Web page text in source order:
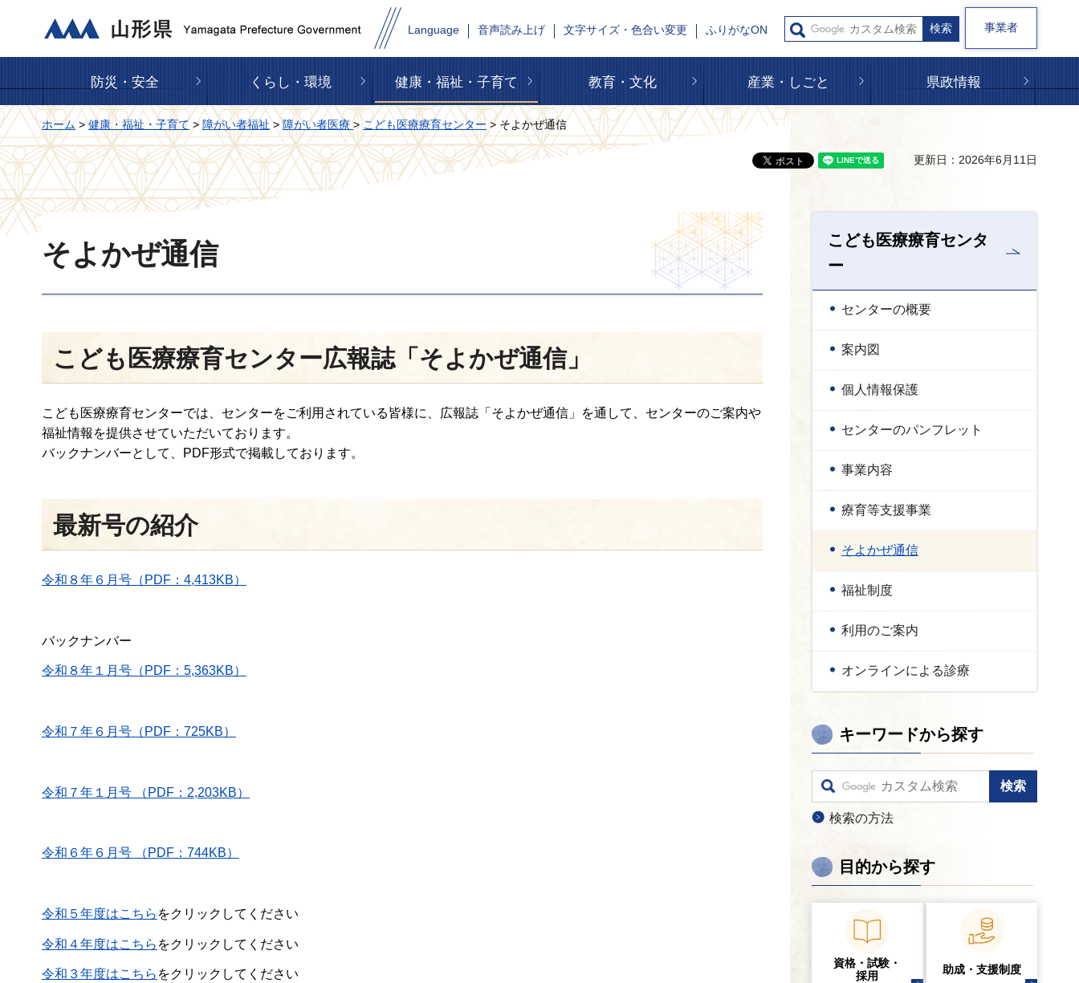
山形県 Language 音声読み上げ 文字サイズ・色合い変更 ふりがなON 事業者
防災・安全 くらし・環境 健康・福祉・子育て 教育・文化 産業・しごと 県政情報
ホーム>健康・福祉・子育て > 障がい者福祉>障がい者医療>こども医療療育センター> そよかぜ通信
更新日：2026年6月11日
そよかぜ通信
こども医療療育センター広報誌「そよかぜ通信」
こども医療療育センターでは、センターをご利用されている皆様に、広報誌「そよかぜ通信」を通して、センターのご案内や
福祉情報を提供させていただいております。
バックナンバーとして、PDF形式で掲載しております。
最新号の紹介
令和８年６月号（PDF：4,413KB）
バックナンバー
令和８年１月号（PDF：5,363KB）
令和７年６月号（PDF：725KB）
令和７年１月号 （PDF：2,203KB）
令和６年６月号 （PDF：744KB）
令和５年度はこちら をクリックしてください
令和４年度はこちら をクリックしてください
令和３年度はこちら をクリックしてください
こども医療療育センタ
ー
センターの概要
案内図
個人情報保護
センターのパンフレット
事業内容
療育等支援事業
そよかぜ通信
福祉制度
利用のご案内
オンラインによる診療
キーワードから探す
検索の方法
目的から探す
資格・試験・
採用
助成・支援制度